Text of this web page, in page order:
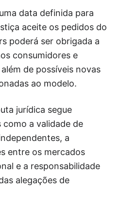
data definida para
aceite os pedidos do
poderá ser obrigada a
consumidores e
de possíveis novas
ao modelo.
jurídica segue
a validade de
a
entre os mercados
e a responsabilidade
alegações de